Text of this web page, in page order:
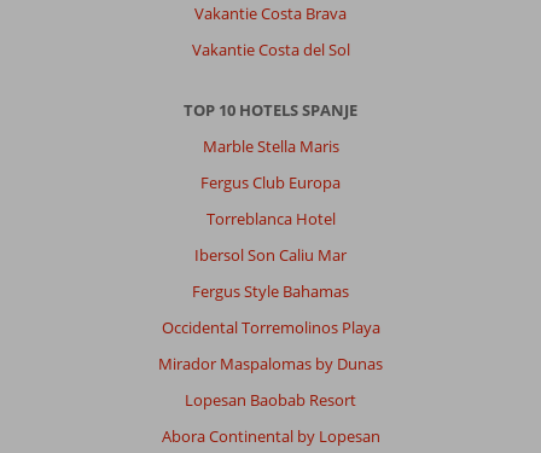
Vakantie Costa Brava
Vakantie Costa del Sol
TOP 10 HOTELS SPANJE
Marble Stella Maris
Fergus Club Europa
Torreblanca Hotel
Ibersol Son Caliu Mar
Fergus Style Bahamas
Occidental Torremolinos Playa
Mirador Maspalomas by Dunas
Lopesan Baobab Resort
Abora Continental by Lopesan